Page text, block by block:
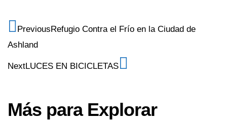
Previous Refugio Contra el Frío en la Ciudad de
Ashland
NextLUCES EN BICICLETAS
Más para Explorar